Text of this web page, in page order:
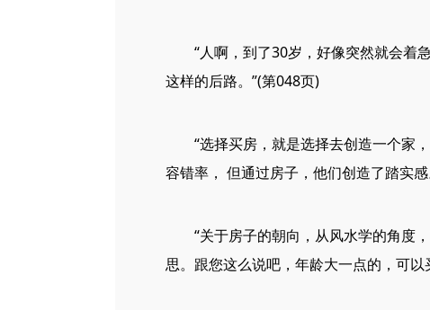
“人啊，到了30岁，好像突然就会着急
这样的后路。”(第048页)
“选择买房，就是选择去创造一个家，
容错率， 但通过房子，他们创造了踏实
“关于房子的朝向，从风水学的角度，
思。跟您这么说吧，年龄大一点的，可